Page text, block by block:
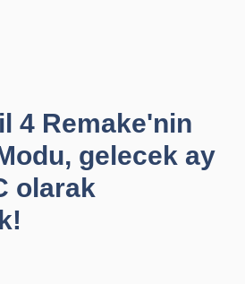
4 Remake'nin
gelecek ay
olarak